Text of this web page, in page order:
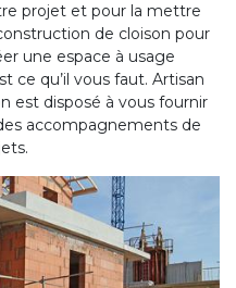
projet et pour la mettre
de cloison pour
une espace à usage
ce qu’il vous faut. Artisan
est disposé à vous fournir
accompagnements de